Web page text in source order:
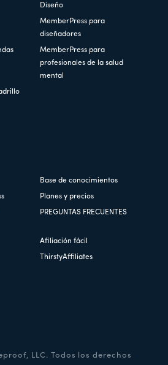
Diseño
MemberPress para
diseñadores
MemberPress para
profesionales de la salud
mental
Base de conocimientos
Planes y precios
PREGUNTAS FRECUENTES
Afiliación fácil
ThirstyAffiliates
LLC. Todos los derechos